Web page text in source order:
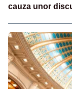
cauza unor